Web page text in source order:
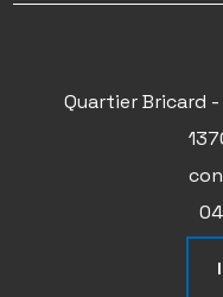
Quartier Bricard